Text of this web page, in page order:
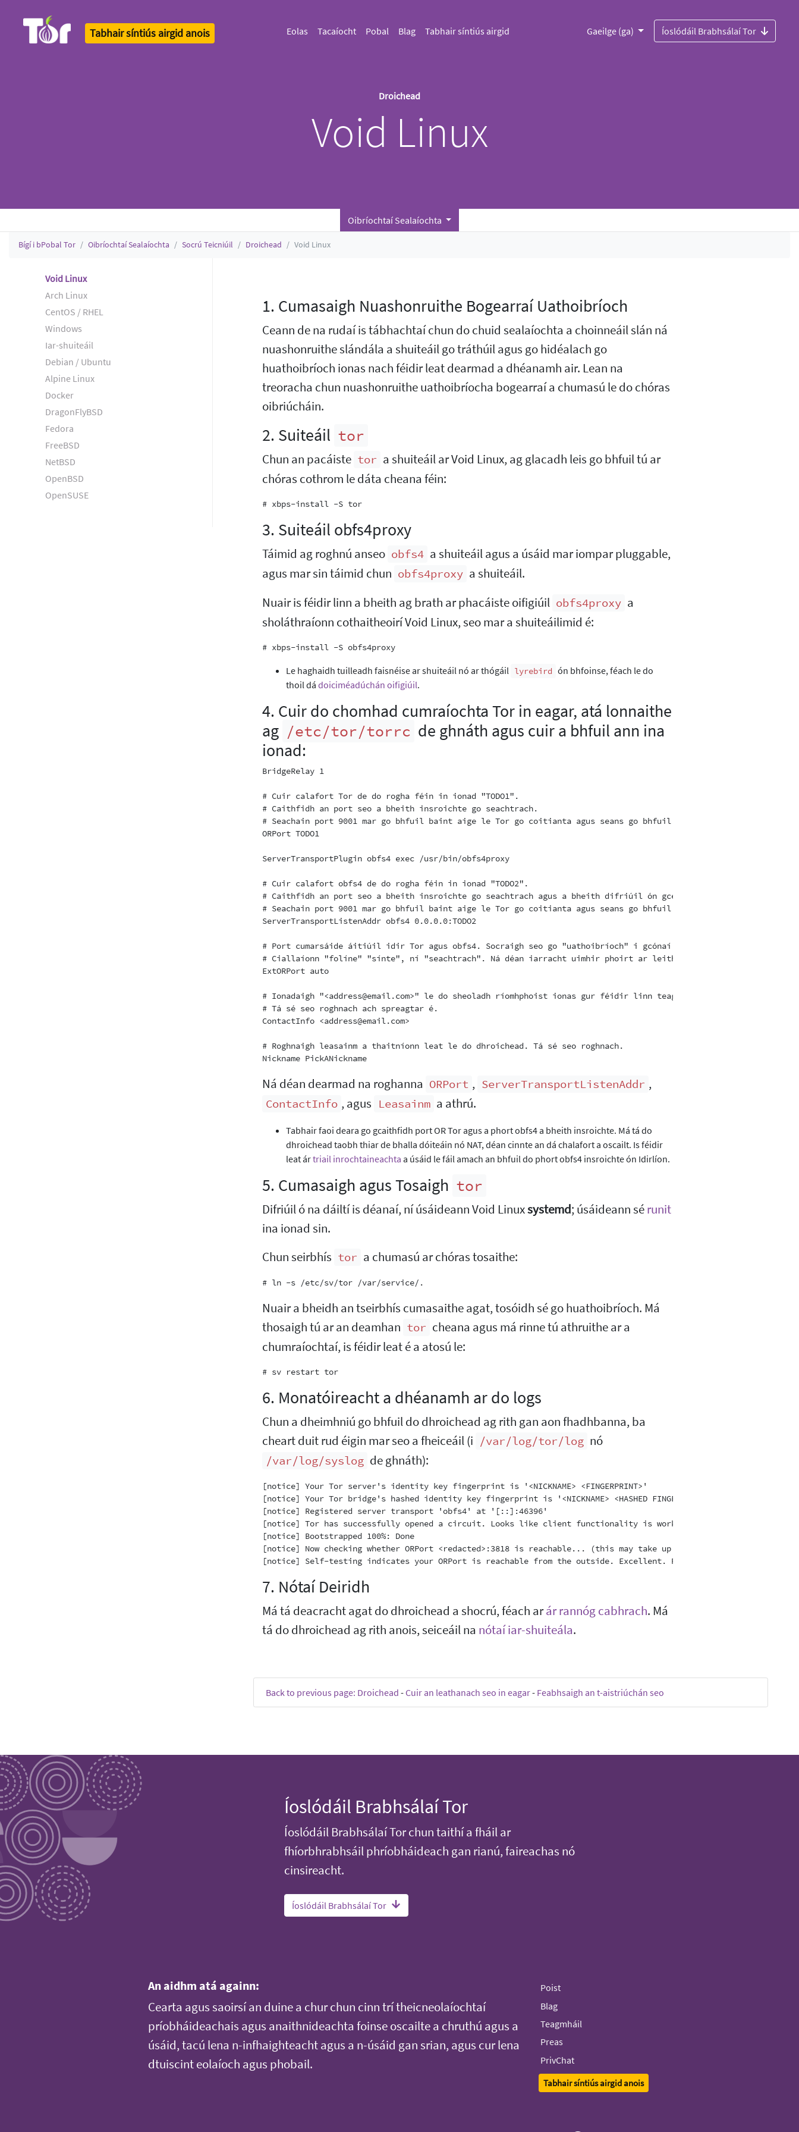
Tabhair síntiús airgid anois Eolas Tacaíocht Pobal Blag Tabhair síntiús airgid Gaeilge (ga) Íoslódáil Brabhsálaí Tor
Droichead
Void Linux
Oibríochtaí Sealaíochta
Bígí i bPobal Tor Oibríochtaí Sealaíochta Socrú Teicniúil Droichead Void Linux
Void Linux
Arch Linux
CentOS / RHEL
Windows
Iar-shuiteáil
Debian / Ubuntu
Alpine Linux
Docker
DragonFlyBSD
Fedora
FreeBSD
NetBSD
OpenBSD
OpenSUSE
1. Cumasaigh Nuashonruithe Bogearraí Uathoibríoch
Ceann de na rudaí is tábhachtaí chun do chuid sealaíochta a choinneáil slán ná
nuashonruithe slándála a shuiteáil go tráthúil agus go hidéalach go
huathoibríoch ionas nach féidir leat dearmad a dhéanamh air. Lean na
treoracha chun nuashonruithe uathoibríocha bogearraí a chumasú le do chóras
oibriúcháin.
2. Suiteáil tor
Chun an pacáiste tor a shuiteáil ar Void Linux, ag glacadh leis go bhfuil tú ar
chóras cothrom le dáta cheana féin:
# xbps-install -S tor
3. Suiteáil obfs4proxy
Táimid ag roghnú anseo obfs4 a shuiteáil agus a úsáid mar iompar pluggable,
agus mar sin táimid chun obfs4proxy a shuiteáil.
Nuair is féidir linn a bheith ag brath ar phacáiste oifigiúil obfs4proxy a
sholáthraíonn cothaitheoirí Void Linux, seo mar a shuiteáilimid é:
# xbps-install -S obfs4proxy
Le haghaidh tuilleadh faisnéise ar shuiteáil nó ar thógáil lyrebird ón bhfoinse, féach le do
thoil dá doiciméadúchán oifigiúil.
4. Cuir do chomhad cumraíochta Tor in eagar, atá lonnaithe
ag /etc/tor/torrc de ghnáth agus cuir a bhfuil ann ina
ionad:
BridgeRelay 1
# Cuir calafort Tor de do rogha féin in ionad "TODO1".
# Caithfidh an port seo a bheith insroichte go seachtrach.
# Seachain port 9001 mar go bhfuil baint aige le Tor go coitianta agus seans go bhfuil cinsirí ag scanadh an
ORPort TODO1
ServerTransportPlugin obfs4 exec /usr/bin/obfs4proxy
# Cuir calafort obfs4 de do rogha féin in ionad "TODO2".
# Caithfidh an port seo a bheith insroichte go seachtrach agus a bheith difriúil ón gceann atá sonraithe do
# Seachain port 9001 mar go bhfuil baint aige le Tor go coitianta agus seans go bhfuil cinsirí ag scanadh an
ServerTransportListenAddr obfs4 0.0.0.0:TODO2
# Port cumarsáide áitiúil idir Tor agus obfs4. Socraigh seo go "uathoibríoch" i gcónaí.
# Ciallaíonn "folíne" "sínte", ní "seachtrach". Ná déan iarracht uimhir phoirt ar leith a shocrú, ná éisteacht
ExtORPort auto
# Ionadaigh "<address@email.com>" le do sheoladh ríomhphoist ionas gur féidir linn teagmháil a dhéanamh leat má
# Tá sé seo roghnach ach spreagtar é.
ContactInfo <address@email.com>
# Roghnaigh leasainm a thaitníonn leat le do dhroichead. Tá sé seo roghnach.
Nickname PickANickname
Ná déan dearmad na roghanna ORPort , ServerTransportListenAddr ,
ContactInfo , agus Leasainm a athrú.
Tabhair faoi deara go gcaithfidh port OR Tor agus a phort obfs4 a bheith insroichte. Má tá do
dhroichead taobh thiar de bhalla dóiteáin nó NAT, déan cinnte an dá chalafort a oscailt. Is féidir
leat ártriail inrochtaineachta a úsáid le fáil amach an bhfuil do phort obfs4 insroichte ón Idirlíon.
5. Cumasaigh agus Tosaigh tor
Difriúil ó na dáiltí is déanaí, ní úsáideann Void Linuxsystemd; úsáideann sérunit
ina ionad sin.
Chun seirbhís tor a chumasú ar chóras tosaithe:
Nuair a bheidh an tseirbhís cumasaithe agat, tosóidh sé go huathoibríoch. Má
thosaigh tú ar an deamhan tor cheana agus má rinne tú athruithe ar a
chumraíochtaí, is féidir leat é a atosú le:
# sv restart tor
6. Monatóireacht a dhéanamh ar do logs
Chun a dheimhniú go bhfuil do dhroichead ag rith gan aon fhadhbanna, ba
cheart duit rud éigin mar seo a fheiceáil (i
/var/log/tor/log nó
/var/log/syslog de ghnáth):
[notice] Your Tor server's identity key fingerprint is '<NICKNAME> <FINGERPRINT>'
[notice] Your Tor bridge's hashed identity key fingerprint is '<NICKNAME> <HASHED FINGERPRINT>'
[notice] Registered server transport 'obfs4' at '[::]:46396'
[notice] Tor has successfully opened a circuit. Looks like client functionality is working.
[notice] Bootstrapped 100%: Done
[notice] Now checking whether ORPort <redacted>:3818 is reachable... (this may take up to 20 minutes -- look for
7. Nótaí Deiridh
Má tá deacracht agat do dhroichead a shocrú, féach arár rannóg cabhrach. Má
tá do dhroichead ag rith anois, seiceáil na nótaí iar-shuiteála.
Back to previous page: Droichead -Cuir an leathanach seo in eagar- Feabhsaigh an t-aistriúchán seo
Íoslódáil Brabhsálaí Tor
Íoslódáil Brabhsálaí Tor chun taithí a fháil ar
fhíorbhrabhsáil phríobháideach gan rianú, faireachas nó
cinsireacht.
Íoslódáil Brabhsálaí Tor
An aidhm atá againn:
Cearta agus saoirsí an duine a chur chun cinn trí theicneolaíochtaí
príobháideachais agus anaithnideachta foinse oscailte a chruthú agus a
úsáid, tacú lena n-infhaighteacht agus a n-úsáid gan srian, agus cur lena
dtuiscint eolaíoch agus phobail.
Poist
Blag
Teagmháil
Preas
PrivChat
Tabhair síntiús airgid anois